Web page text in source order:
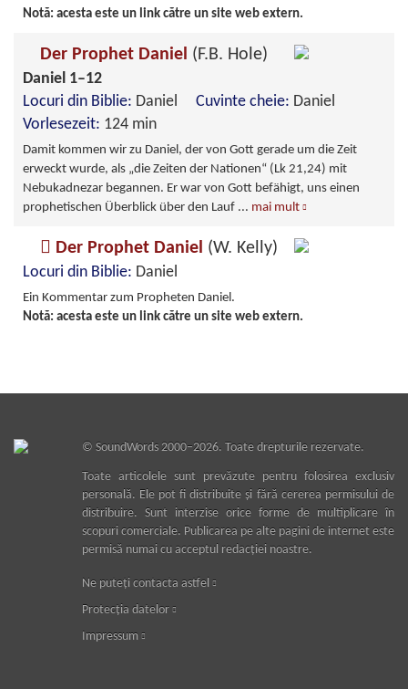
Notă: acesta este un link către un site web extern.
Der Prophet Daniel (F.B. Hole)
Daniel 1–12
Locuri din Biblie: Daniel Cuvinte cheie: Daniel
Vorlesezeit: 124 min
Damit kommen wir zu Daniel, der von Gott gerade um die Zeit
erweckt wurde, als „die Zeiten der Nationen“ (Lk 21,24) mit
Nebukadnezar begannen. Er war von Gott befähigt, uns einen
prophetischen Überblick über den Lauf ... mai mult
Der Prophet Daniel (W. Kelly)
Locuri din Biblie: Daniel
Ein Kommentar zum Propheten Daniel.
Notă: acesta este un link către un site web extern.
© SoundWords2000–2026. Toate drepturile rezervate.
Toate articolele sunt prevăzute pentru folosirea exclusiv
personală. Ele pot fi distribuite şi fără cererea permisului de
distribuire. Sunt interzise orice forme de multiplicare în
scopuri comerciale. Publicarea pe alte pagini de internet este
permisă numai cu acceptul redacţiei noastre.
Ne puteţi contacta astfel
Protecţia datelor
Impressum